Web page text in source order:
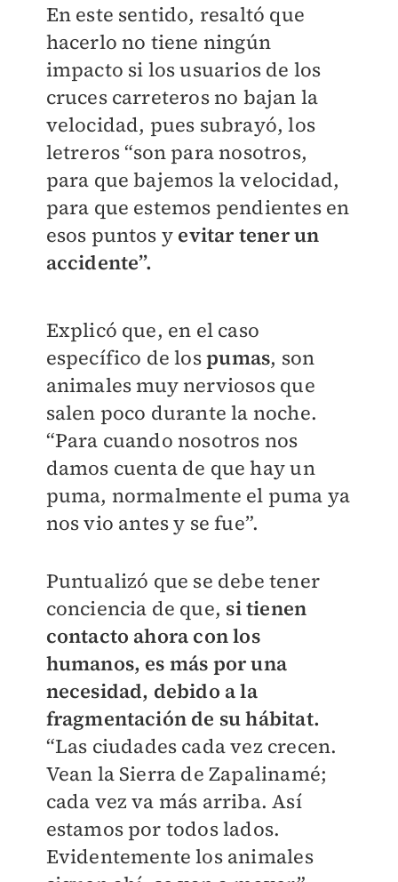
En este sentido, resaltó que
hacerlo no tiene ningún
impacto si los usuarios de los
cruces carreteros no bajan la
velocidad, pues subrayó, los
letreros “son para nosotros,
para que bajemos la velocidad,
para que estemos pendientes en
esos puntos y evitar tener un
accidente”.
Explicó que, en el caso
específico de lospumas, son
animales muy nerviosos que
salen poco durante la noche.
“Para cuando nosotros nos
damos cuenta de que hay un
puma, normalmente el puma ya
nos vio antes y se fue”.
Puntualizó que se debe tener
conciencia de que, si tienen
contacto ahora con los
humanos, es más por una
necesidad, debido a la
fragmentación de su hábitat.
“Las ciudades cada vez crecen.
Vean la Sierra de Zapalinamé;
cada vez va más arriba. Así
estamos por todos lados.
Evidentemente los animales